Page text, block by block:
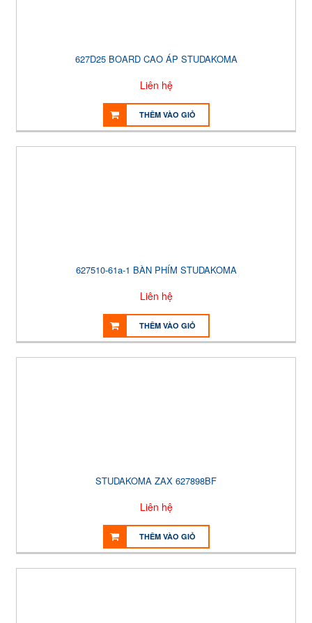
627D25 BOARD CAO ÁP STUDAKOMA
Liên hệ
THÊM VÀO GIỎ
627510-61a-1 BÀN PHÍM STUDAKOMA
Liên hệ
THÊM VÀO GIỎ
STUDAKOMA ZAX 627898BF
Liên hệ
THÊM VÀO GIỎ